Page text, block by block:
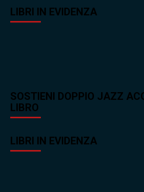
LIBRI IN EVIDENZA
SOSTIENI DOPPIO JAZZ
LIBRO
LIBRI IN EVIDENZA